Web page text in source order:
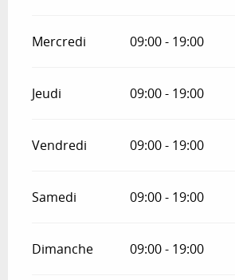
Mercredi 09:00 - 19:00
Jeudi 09:00 - 19:00
Vendredi 09:00 - 19:00
Samedi 09:00 - 19:00
Dimanche 09:00 - 19:00